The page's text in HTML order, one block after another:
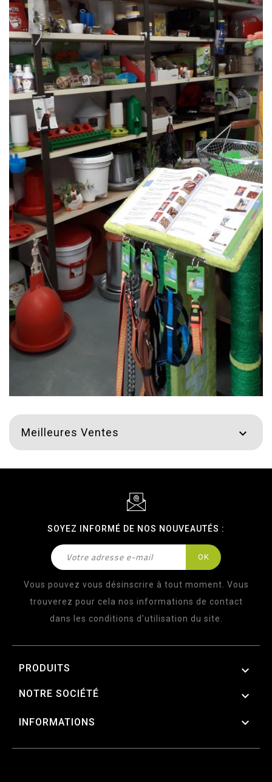
Meilleures Ventes 
SOYEZ INFORMÉ DE NOS NOUVEAUTÉS :
Vous pouvez vous désinscrire à tout moment. Vous
trouverez pour cela nos informations de contact
dans les conditions d'utilisation du site.
PRODUITS 
NOTRE SOCIÉTÉ 
INFORMATIONS 